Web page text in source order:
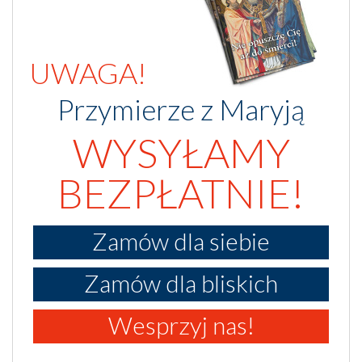
UWAGA!
Przymierze z Maryją
WYSYŁAMY
BEZPŁATNIE!
Zamów dla siebie
Zamów dla bliskich
Wesprzyj nas!